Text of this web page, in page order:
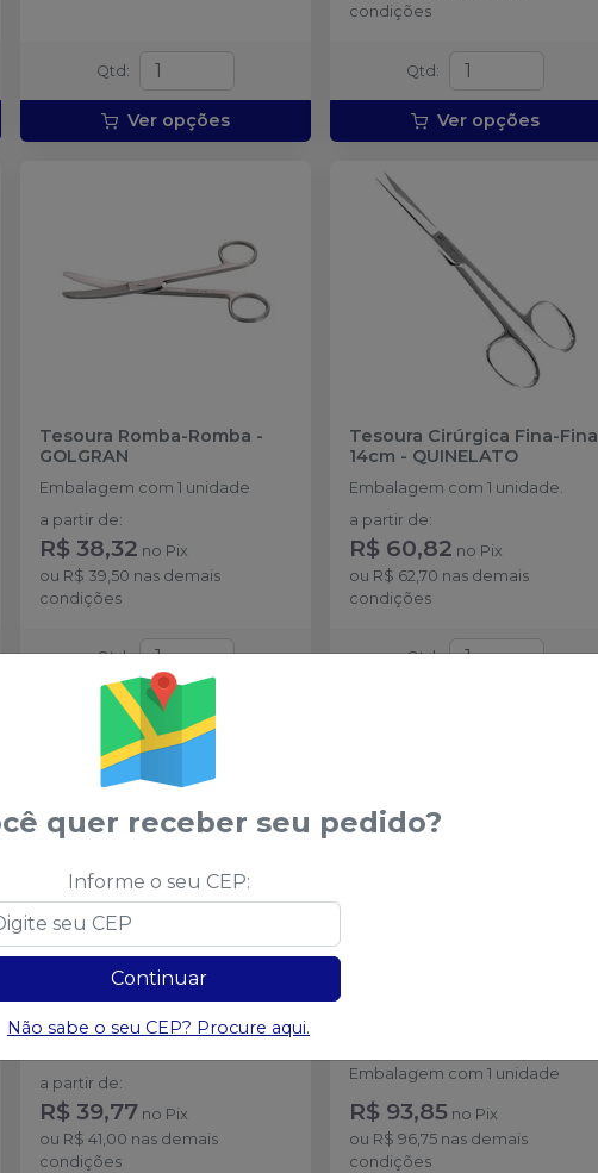
Qtd :
Ver opções
condições
Qtd :
Ver opções
Tesoura Romba-Romba -
GOLGRAN
Embalagem com 1 unidade
a partir de:
R$ 38,32 no Pix
ou R$ 39,50 nas demais
condições
Qtd:
Ver opções
Tesoura Cirúrgica Fina-Fina
14cm - QUINELATO
Embalagem com 1 unidade.
a partir de:
R$ 60,82 no Pix
ou R$ 62,70 nas demais
condições
Qtd:
Tesoura Metzembaun -
GOLGRAN
a partir de:
R$ 39,77 no Pix
ou R$ 41,00 nas demais
condições
Embalagem com 1 unidade
R$ 93,85 no Pix
ou R$ 96,75 nas demais
condições
quer receber seu pedido?
Informe o seu CEP:
Continuar
Não sabe o seu CEP? Procure aqui.